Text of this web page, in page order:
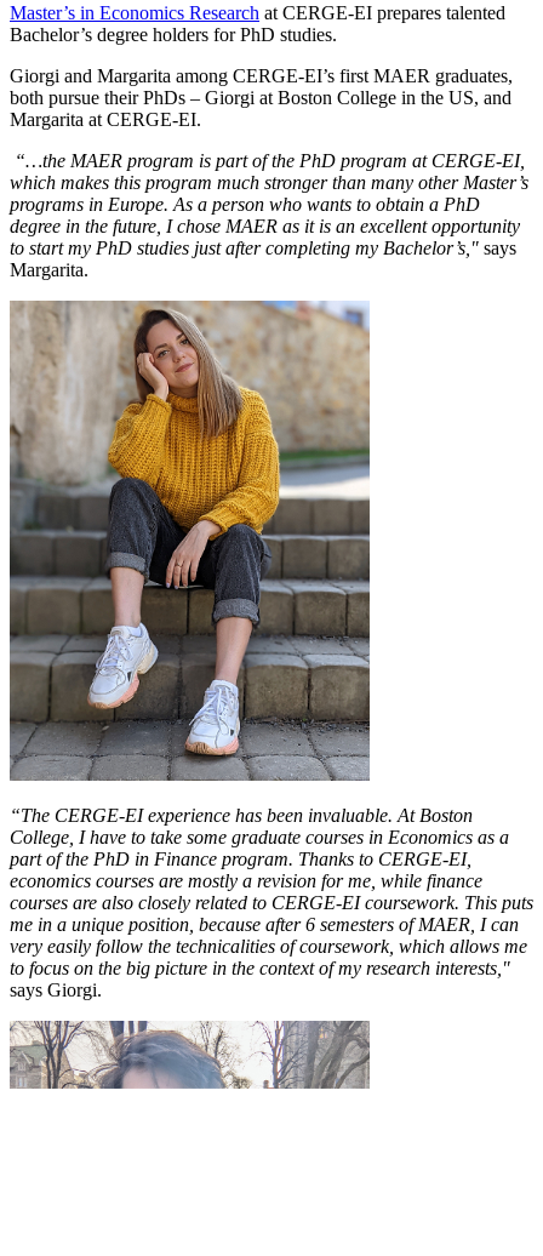
Master’s in Economics Research at CERGE-EI prepares talented
Bachelor’s degree holders for PhD studies.
Giorgi and Margarita among CERGE-EI’s first MAER graduates,
both pursue their PhDs – Giorgi at Boston College in the US, and
Margarita at CERGE-EI.
“…the MAER program is part of the PhD program at CERGE-EI,
which makes this program much stronger than many other Master’s
programs in Europe. As a person who wants to obtain a PhD
degree in the future, I chose MAER as it is an excellent opportunity
to start my PhD studies just after completing my Bachelor’s," says
Margarita.
“The CERGE-EI experience has been invaluable. At Boston
College, I have to take some graduate courses in Economics as a
part of the PhD in Finance program. Thanks to CERGE-EI,
economics courses are mostly a revision for me, while finance
courses are also closely related to CERGE-EI coursework. This puts
me in a unique position, because after 6 semesters of MAER, I can
very easily follow the technicalities of coursework, which allows me
to focus on the big picture in the context of my research interests,"
says Giorgi.